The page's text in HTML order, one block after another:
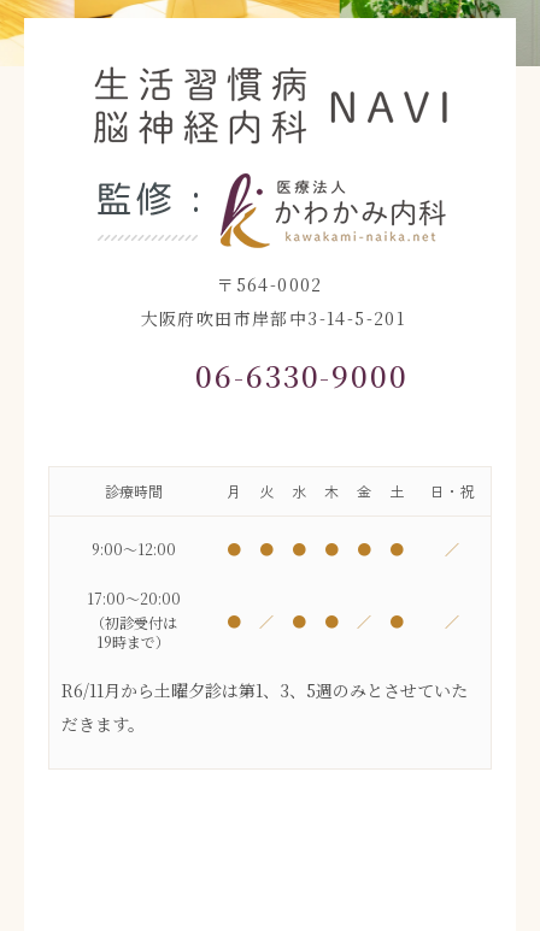
〒564-0002
大阪府吹田市岸部中3-14-5-201
06-6330-9000
診療時間 月 火 水 木 金 土 日・祝
9:00～12:00 ● ● ● ● ● ● ／
17:00～20:00
（初診受付は
19時まで）
● ／ ● ● ／ ● ／
R6/11月から土曜夕診は第1、3、5週のみとさせていた
だきます。